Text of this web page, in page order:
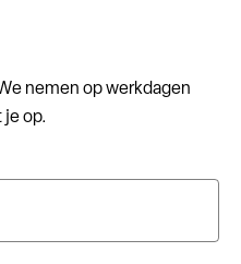
nemen op werkdagen
je op.